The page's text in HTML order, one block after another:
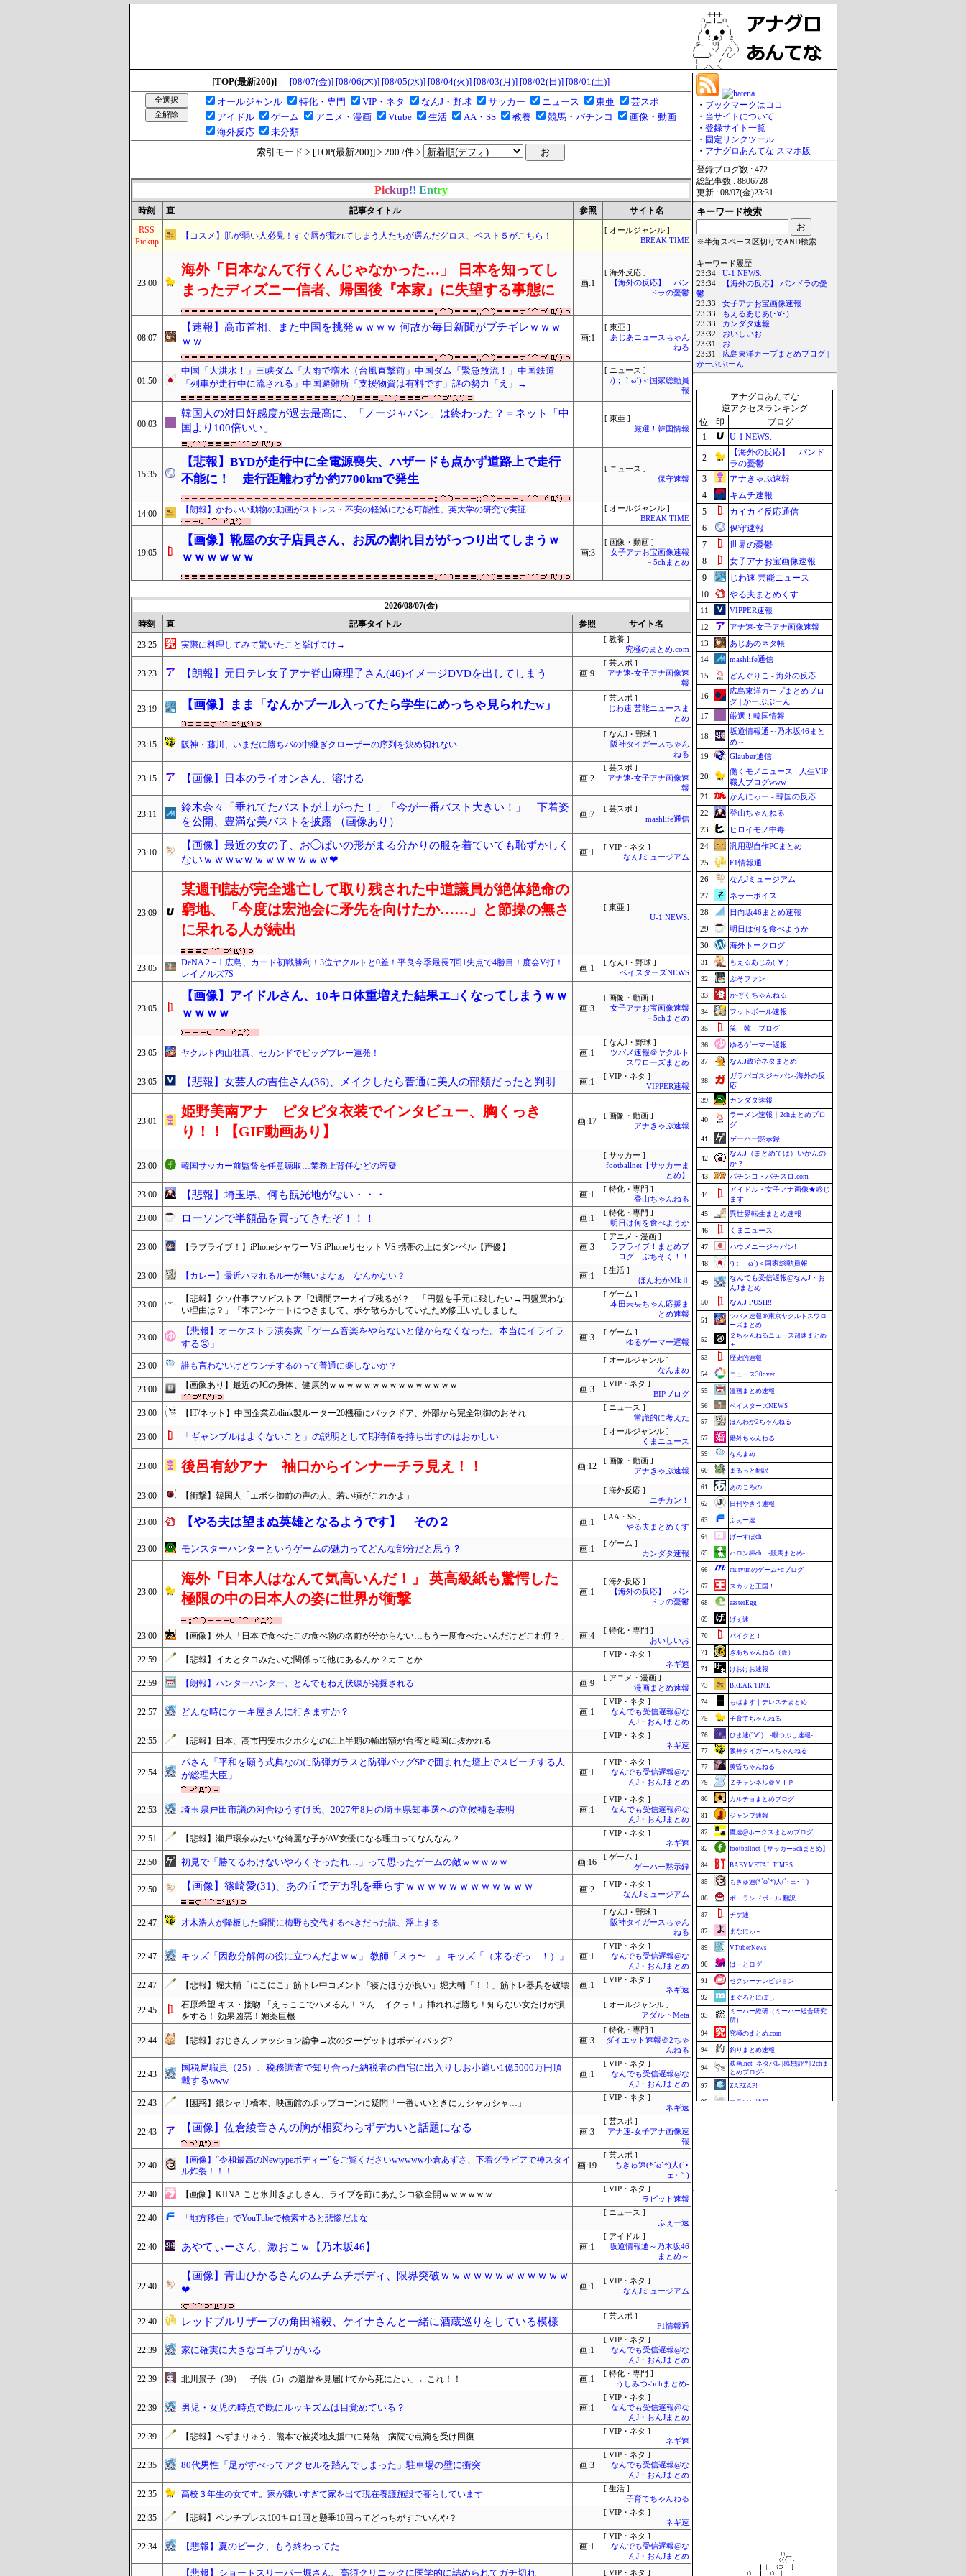
[TOP(最新200)] | [08/07(金)] [08/06(木)] [08/05(水)] [08/04(火)] [08/03(月)] [08/02(日)] [08/01(土)]
オールジャンル
特化・専門 VIP・ネタ なんJ・野球 サッカー ニュース 東亜
芸スポ
アイドル
ゲーム アニメ・漫画 Vtube 生活 AA・SS 教養 競馬・パチンコ
画像・動画
海外反応
未分類
索引モード > [TOP(最新200)] > 200 /件 >
Pickup!! Entry
時刻 直 記事タイトル 参照
サイト名
RSS
Pickup
【コスメ】肌が弱い人必見！すぐ唇が荒れてしまう人たちが選んだグロス、ベスト５がこちら！
[ オールジャンル ]
BREAK TIME
23:00
海外「日本なんて行くんじゃなかった…」 日本を知ってし
まったディズニー信者、帰国後『本家』に失望する事態に
画:1
[ 海外反応 ]
【海外の反応】 パン
ドラの憂鬱
08:07
【速報】高市首相、また中国を挑発ｗｗｗｗ 何故か毎日新聞がブチギレｗｗｗ
ｗｗ
画:1
[ 東亜 ]
あじあニュースちゃん
ねる
01:50
中国「大洪水！」三峡ダム「大雨で増水（台風直撃前」中国ダム「緊急放流！」中国鉄道
「列車が走行中に流される」中国避難所「支援物資は有料です」謎の勢力「え」→
[ ニュース ]
/)；｀ω´)＜国家総動員
報
00:03
韓国人の対日好感度が過去最高に、「ノージャパン」は終わった？＝ネット「中
国より100倍いい」
[ 東亜 ]
厳選！韓国情報
15:35
【悲報】BYDが走行中に全電源喪失、ハザードも点かず道路上で走行
不能に！ 走行距離わずか約7700kmで発生
[ ニュース ]
保守速報
14:00 【朗報】かわいい動物の動画がストレス・不安の軽減になる可能性。英大学の研究で実証
[ オールジャンル ]
BREAK TIME
19:05
【画像】靴屋の女子店員さん、お尻の割れ目ががっつり出てしまうｗ
ｗｗｗｗｗｗ
画:3
[ 画像・動画 ]
女子アナお宝画像速報
－5chまとめ
2026/08/07(金)
時刻
直 記事タイトル 参照 サイト名
23:25 実際に料理してみて驚いたこと挙げてけ→
[ 教養 ]
究極のまとめ.com
23:23 【朗報】元日テレ女子アナ脊山麻理子さん(46)イメージDVDを出してしまう 画:9
[ 芸スポ ]
アナ速‐女子アナ画像速
報
23:19 【画像】まま「なんかプール入ってたら学生にめっちゃ見られたw」
[ 芸スポ ]
じわ速 芸能ニュースま
とめ
23:15 阪神・藤川、いまだに勝ちパの中継ぎクローザーの序列を決め切れない
[ なんJ・野球 ]
阪神タイガースちゃん
ねる
23:15 【画像】日本のライオンさん、溶ける 画:2
[ 芸スポ ]
アナ速‐女子アナ画像速
報
23:11
鈴木奈々「垂れてたバストが上がった！」「今が一番バスト大きい！」 下着姿
を公開、豊満な美バストを披露 （画像あり）
画:7
[ 芸スポ ]
mashlife通信
23:10
【画像】最近の女の子、お◯ぱいの形がまる分かりの服を着ていても恥ずかしく
ないｗｗｗwｗｗｗｗｗｗｗｗ❤
画:1
[ VIP・ネタ ]
なんJミュージアム
23:09
某週刊誌が完全逃亡して取り残された中道議員が絶体絶命の
窮地、「今度は宏池会に矛先を向けたか……」と節操の無さ
に呆れる人が続出
[ 東亜 ]
U-1 NEWS.
23:05
DeNA 2－1 広島、カード初戦勝利！3位ヤクルトと0差！平良今季最長7回1失点で4勝目！度会V打！
レイノルズ7S
画:1
[ なんJ・野球 ]
ベイスターズNEWS
23:05
【画像】アイドルさん、10キロ体重増えた結果エ□くなってしまうｗｗ
ｗｗｗｗ
画:3
[ 画像・動画 ]
女子アナお宝画像速報
－5chまとめ
23:05 ヤクルト内山壮真、セカンドでビッグプレー連発！ 画:1
[ なんJ・野球 ]
ツバメ速報＠ヤクルト
スワローズまとめ
23:05 【悲報】女芸人の吉住さん(36)、メイクしたら普通に美人の部類だったと判明 画:1
[ VIP・ネタ ]
VIPPER速報
23:01
姫野美南アナ ピタピタ衣装でインタビュー、胸くっき
り！！【GIF動画あり】
画:17
[ 画像・動画 ]
アナきゃぷ速報
23:00 韓国サッカー前監督を任意聴取…業務上背任などの容疑
[ サッカー ]
footballnet【サッカーま
とめ】
23:00 【悲報】埼玉県、何も観光地がない・・・ 画:1
[ 特化・専門 ]
登山ちゃんねる
23:00 ローソンで半額品を買ってきたぞ！！！ 画:1
[ 特化・専門 ]
明日は何を食べようか
23:00 【ラブライブ！】iPhoneシャワー VS iPhoneリセット VS 携帯の上にダンベル【声優】 画:3
[ アニメ・漫画 ]
ラブライブ！まとめブ
ログ ぷちそく！！
23:00 【カレー】最近ハマれるルーが無いよなぁ なんかない？ 画:1
[ 生活 ]
ほんわかMkⅡ
23:00
【悲報】クソ仕事アソビストア「2週間アーカイブ残るが？」「円盤を手元に残したい→円盤買わな
い理由は？」『本アンケートにつきまして、ボケ散らかしていたため修正いたしました
[ ゲーム ]
本田未央ちゃん応援ま
とめ速報
23:00
【悲報】オーケストラ演奏家「ゲーム音楽をやらないと儲からなくなった。本当にイライラ
する😡」
画:3
[ ゲーム ]
ゆるゲーマー遅報
23:00 誰も言わないけどウンチするのって普通に楽しないか？
[ オールジャンル ]
なんまめ
23:00 【画像あり】最近のJCの身体、健康的ｗｗｗｗｗｗｗｗｗｗｗｗｗｗｗ 画:3
[ VIP・ネタ ]
BIPブログ
23:00 【IT/ネット】中国企業Zbtlink製ルーター20機種にバックドア、外部から完全制御のおそれ
[ ニュース ]
常識的に考えた
23:00 「ギャンブルはよくないこと」の説明として期待値を持ち出すのはおかしい
[ オールジャンル ]
くまニュース
23:00 後呂有紗アナ 袖口からインナーチラ見え！！ 画:12
[ 画像・動画 ]
アナきゃぷ速報
23:00 【衝撃】韓国人「エボシ御前の声の人、若い頃がこれかよ」
[ 海外反応 ]
ニチカン！
23:00 【やる夫は望まぬ英雄となるようです】 その２ 画:1
[ AA・SS ]
やる夫まとめくす
23:00 モンスターハンターというゲームの魅力ってどんな部分だと思う？ 画:1
[ ゲーム ]
カンダタ速報
23:00
海外「日本人はなんて気高いんだ！」 英高級紙も驚愕した
極限の中の日本人の姿に世界が衝撃
画:1
[ 海外反応 ]
【海外の反応】 パン
ドラの憂鬱
23:00 【画像】外人「日本で食べたこの食べ物の名前が分からない…もう一度食べたいんだけどこれ何？」 画:4
[ 特化・専門 ]
おいしいお
22:59 【悲報】イカとタコみたいな関係って他にあるんか？カニとか
[ VIP・ネタ ]
ネギ速
22:59 【朗報】ハンターハンター、とんでもねえ伏線が発掘される 画:9
[ アニメ・漫画 ]
漫画まとめ速報
22:57 どんな時にケーキ屋さんに行きますか？ 画:1
[ VIP・ネタ ]
なんでも受信遅報@な
んJ・おんJまとめ
22:55 【悲報】日本、高市円安ホクホクなのに上半期の輸出額が台湾と韓国に抜かれる
[ VIP・ネタ ]
ネギ速
22:54
パさん「平和を願う式典なのに防弾ガラスと防弾バッグSPで囲まれた壇上でスピーチする人
が総理大臣」
画:1
[ VIP・ネタ ]
なんでも受信遅報@な
んJ・おんJまとめ
22:53 埼玉県戸田市議の河合ゆうすけ氏、2027年8月の埼玉県知事選への立候補を表明 画:1
[ VIP・ネタ ]
なんでも受信遅報@な
んJ・おんJまとめ
22:51 【悲報】瀬戸環奈みたいな綺麗な子がAV女優になる理由ってなんなん？
[ VIP・ネタ ]
ネギ速
22:50 初見で「勝てるわけないやろくそったれ…」って思ったゲームの敵ｗｗｗｗｗ 画:16
[ ゲーム ]
ゲーハー黙示録
22:50 【画像】篠崎愛(31)、あの丘でデカ乳を垂らすｗｗｗｗｗｗｗｗｗｗｗｗ 画:2
[ VIP・ネタ ]
なんJミュージアム
22:47 才木浩人が降板した瞬間に梅野も交代するべきだった説、浮上する
[ なんJ・野球 ]
阪神タイガースちゃん
ねる
22:47 キッズ「因数分解何の役に立つんだよｗｗ」 教師「スゥ〜…」 キッズ「（来るぞっ…！）」 画:1
[ VIP・ネタ ]
なんでも受信遅報@な
んJ・おんJまとめ
22:47 【悲報】堀大輔「にこにこ」筋トレ中コメント「寝たほうが良い」堀大輔「！！」筋トレ器具を破壊 画:1
[ VIP・ネタ ]
ネギ速
22:45
石原希望 キス・接吻 「えっここでハメるん！？ん…イクっ！」挿れれば勝ち！知らない女だけが損
をする！ 効果凶悪！媚薬巨根
[ オールジャンル ]
アダルトMeta
22:44 【悲報】おじさんファッション論争→次のターゲットはボディバッグ? 画:3
[ 特化・専門 ]
ダイエット速報＠2ちゃ
んねる
22:43
国税局職員（25）、税務調査で知り合った納税者の自宅に出入りしお小遣い1億5000万円頂
戴するwww
画:1
[ VIP・ネタ ]
なんでも受信遅報@な
んJ・おんJまとめ
22:43 【困惑】銀シャリ橋本、映画館のポップコーンに疑問「一番いいときにカシャカシャ…」
[ VIP・ネタ ]
ネギ速
22:43 【画像】佐倉綾音さんの胸が相変わらずデカいと話題になる 画:3
[ 芸スポ ]
アナ速‐女子アナ画像速
報
22:40
【画像】“令和最高のNewtypeボディー”をご覧くださいwwwww小倉あずさ、下着グラビアで神スタイ
ル炸裂！！！
画:19
[ 芸スポ ]
もきゅ速(*´ω`*)人(´･
ェ･｀)
22:40 【画像】KIINA.こと氷川きよしさん、ライブを前にあたシコ欲全開ｗｗｗｗｗｗ
[ VIP・ネタ ]
ラビット速報
22:40 「地方移住」でYouTubeで検索すると悲惨だよな
[ ニュース ]
ふぇー速
22:40 あやてぃーさん、激おこｗ【乃木坂46】 画:1
[ アイドル ]
坂道情報通～乃木坂46
まとめ～
22:40
【画像】青山ひかるさんのムチムチボディ、限界突破ｗｗｗｗｗｗｗｗｗｗｗｗ
❤
画:1
[ VIP・ネタ ]
なんJミュージアム
22:40 レッドブルリザーブの角田裕毅、ケイナさんと一緒に酒蔵巡りをしている模様
[ 芸スポ ]
F1情報通
22:39 家に確実に大きなゴキブリがいる 画:1
[ VIP・ネタ ]
なんでも受信遅報@な
んJ・おんJまとめ
22:39 北川景子（39）「子供（5）の還暦を見届けてから死にたい」←これ！！ 画:1
[ 特化・専門 ]
うしみつ-5chまとめ-
22:39 男児・女児の時点で既にルッキズムは目覚めている？ 画:1
[ VIP・ネタ ]
なんでも受信遅報@な
んJ・おんJまとめ
22:39 【悲報】へずまりゅう、熊本で被災地支援中に発熱…病院で点滴を受け回復
[ VIP・ネタ ]
ネギ速
22:35 80代男性「足がすべってアクセルを踏んでしまった」駐車場の壁に衝突 画:3
[ VIP・ネタ ]
なんでも受信遅報@な
んJ・おんJまとめ
22:35 高校３年生の女です。家が嫌いすぎて家を出て現在養護施設で暮らしています
[ 生活 ]
子育てちゃんねる
22:35 【悲報】ベンチプレス100キロ1回と懸垂10回ってどっちがすごいんや？
[ VIP・ネタ ]
ネギ速
22:34 【悲報】夏のピーク、もう終わってた 画:1
[ VIP・ネタ ]
なんでも受信遅報@な
んJ・おんJまとめ
【悲報】ショートスリーパー堀さん、高須クリニックに医学的に詰められてガチ切れ [ VIP・ネタ ]
・ ブックマークはココ
・ 当サイトについて
・ 登録サイト一覧
・ 固定リンクツール
・ アナグロあんてな スマホ版
登録ブログ数 : 472
総記事数 : 8806728
更新 : 08/07(金)23:31
キーワード検索
※半角スペース区切りでAND検索
キーワード履歴
23:34 : U-1 NEWS.
23:34 :
【海外の反応】 パンドラの憂
鬱
23:33 : 女子アナお宝画像速報
23:33 : もえるあじあ(･∀･)
23:33 : カンダタ速報
23:32 : おいしいお
23:31 : お
23:31 : 広島東洋カープまとめブログ |
かーぷぶーん
アナグロあんてな
逆アクセスランキング
位
印
ブログ
1
U-1 NEWS.
2
【海外の反応】 パンド
ラの憂鬱
3
アナきゃぷ速報
4
キムチ速報
5
カイカイ反応通信
6
保守速報
7
世界の憂鬱
8
女子アナお宝画像速報
9
じわ速 芸能ニュース
10
やる夫まとめくす
11
VIPPER速報
12
アナ速‐女子アナ画像速報
13
あじあのネタ帳
14
mashlife通信
15
どんぐりこ - 海外の反応
16
広島東洋カープまとめブロ
グ | かーぷぶーん
17
厳選！韓国情報
18
坂道情報通～乃木坂46まと
め～
19
Glauber通信
20
働くモノニュース : 人生VIP
職人ブログwww
21
かんにゅー - 韓国の反応
22
登山ちゃんねる
23
ヒロイモノ中毒
24
汎用型自作PCまとめ
25
F1情報通
26
なんJミュージアム
27
ネラーボイス
28
日向坂46まとめ速報
29
明日は何を食べようか
30
海外トークログ
31 もえるあじあ(･∀･)
32 ぷそファン
33 かぞくちゃんねる
34 フットボール速報
35 笑 韓 ブログ
36 ゆるゲーマー遅報
37 なんJ政治ネタまとめ
38
ガラパゴスジャパン-海外の反
応
39
カンダタ速報
40
ラーメン速報｜2chまとめブロ
グ
41
ゲーハー黙示録
42
なんJ（まとめては）いかんの
か？
43
パチンコ・パチスロ.com
44
アイドル・女子アナ画像★吟じ
ます
45
異世界転生まとめ速報
46 くまニュース
47 ハウメニージャパン!
48 /)；｀ω´)＜国家総動員報
49
なんでも受信遅報@なんJ・お
んJまとめ
50
なんJ PUSH!!
51
ツバメ速報＠東京ヤクルトスワロ
ーズまとめ
52
２ちゃんねるニュース超速まとめ
＋
53
歴史的速報
54 ニュース30over
55 漫画まとめ速報
56 ベイスターズNEWS
57 ほんわか2ちゃんねる
57 婚外ちゃんねる
59 なんまめ
60 まるっと翻訳
61 あのころの
62 日刊やきう速報
63 ふぇー速
64 げーすぽch
65 ハロン棒ch -競馬まとめ-
66 mutyunのゲーム+αブログ
67 スカッと王国！
68 easterEgg
69 げぇ速
70 バイクと！
71 ぎあちゃんねる（仮）
71 けおけお速報
73 BREAK TIME
74 もばます｜デレステまとめ
75 子育てちゃんねる
76 ひま速(°∀°) -暇つぶし速報-
77 阪神タイガースちゃんねる
77 黄昏ちゃんねる
79 Ｚチャンネル＠ＶＩＰ
80 カルチョまとめブログ
81 ジャンプ速報
82 鷹速@ホークスまとめブログ
82 footballnet【サッカー5chまとめ】
84 BABYMETAL TIMES
85 もきゅ速(*´ω`*)人(´･ェ･｀)
86 ポーランドボール 翻訳
87 チゲ速
87 まなにゅ～
89 VTuberNews
90 はーとログ
91 セクシーテレビジョン
92 まぐろとにぼし
93
ミーハー総研（ミーハー総合研究
所）
94
究極のまとめ.com
94 釣りまとめ速報
94
映画.net -ネタバレ|感想|評判 2chま
とめブログ-
97
ZAPZAP!
98 マラソン速報